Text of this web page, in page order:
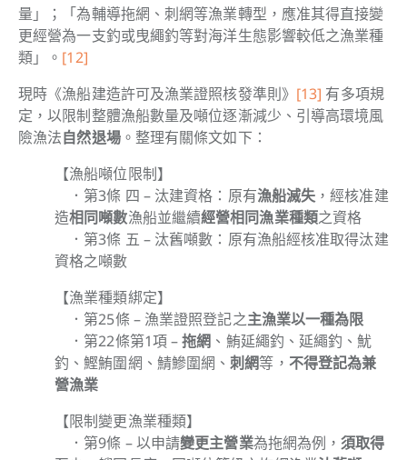
量」；「為輔導拖網、刺網等漁業轉型，應准其得直接變
更經營為一支釣或曳繩釣等對海洋生態影響較低之漁業種
類」。 [12]
現時《漁船建造許可及漁業證照核發準則》 [13] 有多項規
定，以限制整體漁船數量及噸位逐漸減少、引導高環境風
險漁法自然退場。整理有關條文如下：
【漁船噸位限制】
．第3條 四 – 汰建資格：原有漁船滅失 ，經核准建
造相同噸數漁船並繼續經營相同漁業種類之資格
．第3條 五 – 汰舊噸數：原有漁船經核准取得汰建
資格之噸數
【漁業種類綁定】
．第25條 – 漁業證照登記之主漁業以一種為限
．第22條第1項 –拖網 、鮪延繩釣、延繩釣、魷
釣、鰹鮪圍網、鯖鰺圍網、刺網等， 不得登記為兼
營漁業
【限制變更漁業種類】
．第9條 –以申請變更主營業為拖網為例，須取得